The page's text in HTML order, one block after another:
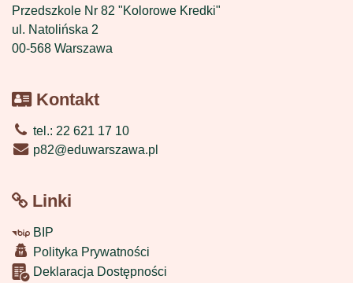
Przedszkole Nr 82 "Kolorowe Kredki"
ul. Natolińska 2
00-568 Warszawa
Kontakt
tel.: 22 621 17 10
p82@eduwarszawa.pl
Linki
BIP
Polityka Prywatności
Deklaracja Dostępności